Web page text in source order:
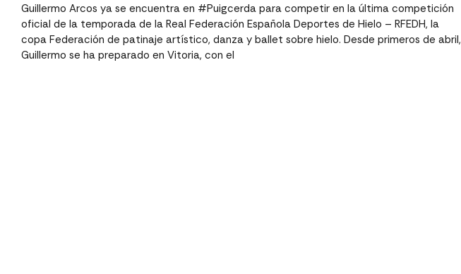
Guillermo Arcos ya se encuentra en #Puigcerda para competir en la última competición
oficial de la temporada de la Real Federación Española Deportes de Hielo – RFEDH, la
copa Federación de patinaje artístico, danza y ballet sobre hielo. Desde primeros de abril,
Guillermo se ha preparado en Vitoria, con el